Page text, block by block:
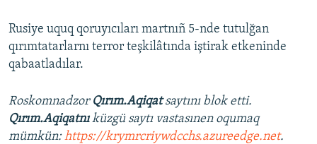
Rusiye uquq qoruyıcıları martnıñ 5-nde tutulğan
qırımtatarlarnı terror teşkilâtında iştirak etkeninde
qabaatladılar.
Roskomnadzor Qırım.Aqiqatsaytını blok etti.
Qırım.Aqiqatnıküzgü saytı vastasınen oqumaq
mümkün:https://krymrcriywdcchs.azureedge.net.